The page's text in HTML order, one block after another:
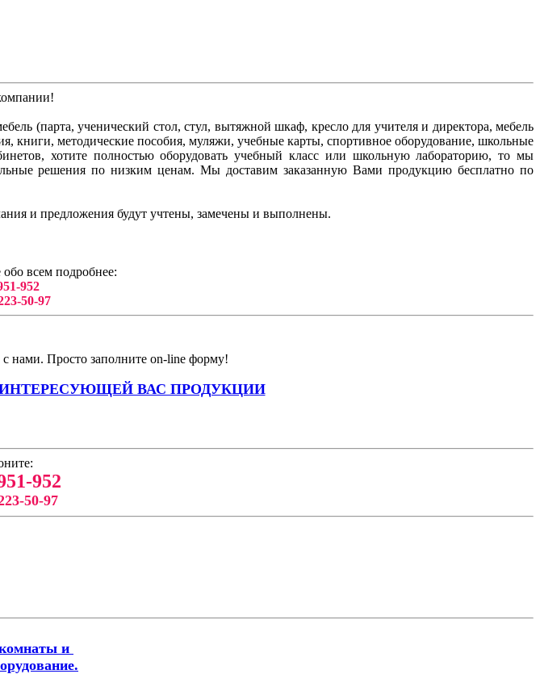
(парта, ученический стол, стул, вытяжной шкаф, кресло для учителя и директора, мебель
книги, методические пособия, муляжи, учебные карты, спортивное оборудование, школьные
хотите полностью оборудовать учебный класс или школьную лабораторию, то мы
решения по низким ценам. Мы доставим заказанную Вами продукцию бесплатно по
и предложения будут учтены, замечены и выполнены.
всем подробнее:
952
50-97
нами. Просто заполните on-line форму!
ВАС ПРОДУКЦИИ
952
50-97
и